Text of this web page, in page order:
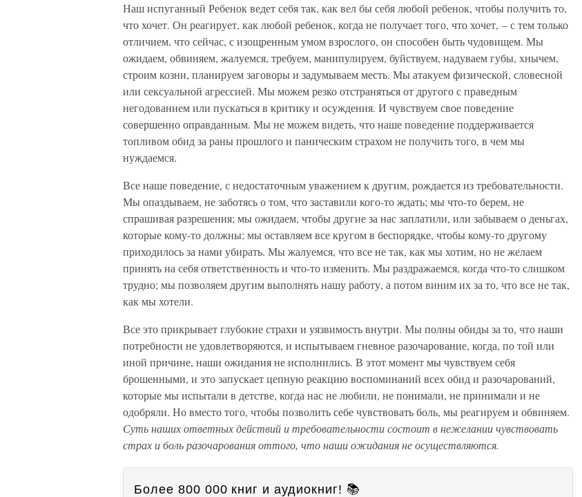
Наш испуганный Ребенок ведет себя так, как вел бы себя любой ребенок, чтобы получить то,
что хочет. Он реагирует, как любой ребенок, когда не получает того, что хочет, – с тем только
отличием, что сейчас, с изощренным умом взрослого, он способен быть чудовищем. Мы
ожидаем, обвиняем, жалуемся, требуем, манипулируем, буйствуем, надуваем губы, хнычем,
строим козни, планируем заговоры и задумываем месть. Мы атакуем физической, словесной
или сексуальной агрессией. Мы можем резко отстраняться от другого с праведным
негодованием или пускаться в критику и осуждения. И чувствуем свое поведение
совершенно оправданным. Мы не можем видеть, что наше поведение поддерживается
топливом обид за раны прошлого и паническим страхом не получить того, в чем мы
нуждаемся.
Все наше поведение, с недостаточным уважением к другим, рождается из требовательности.
Мы опаздываем, не заботясь о том, что заставили кого-то ждать; мы что-то берем, не
спрашивая разрешения; мы ожидаем, чтобы другие за нас заплатили, или забываем о деньгах,
которые кому-то должны; мы оставляем все кругом в беспорядке, чтобы кому-то другому
приходилось за нами убирать. Мы жалуемся, что все не так, как мы хотим, но не желаем
принять на себя ответственность и что-то изменить. Мы раздражаемся, когда что-то слишком
трудно; мы позволяем другим выполнять нашу работу, а потом виним их за то, что все не так,
как мы хотели.
Все это прикрывает глубокие страхи и уязвимость внутри. Мы полны обиды за то, что наши
потребности не удовлетворяются, и испытываем гневное разочарование, когда, по той или
иной причине, наши ожидания не исполнились. В этот момент мы чувствуем себя
брошенными, и это запускает цепную реакцию воспоминаний всех обид и разочарований,
которые мы испытали в детстве, когда нас не любили, не понимали, не принимали и не
одобряли. Но вместо того, чтобы позволить себе чувствовать боль, мы реагируем и обвиняем.
Суть наших ответных действий и требовательности состоит в нежелании чувствовать
страх и боль разочарования оттого, что наши ожидания не осуществляются.
Более 800 000 книг и аудиокниг! 📚